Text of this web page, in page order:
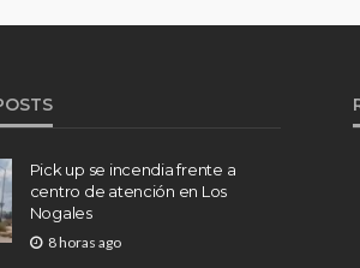
Pick up se incendia frente a
centro de atención en Los
Nogales
8 horas ago